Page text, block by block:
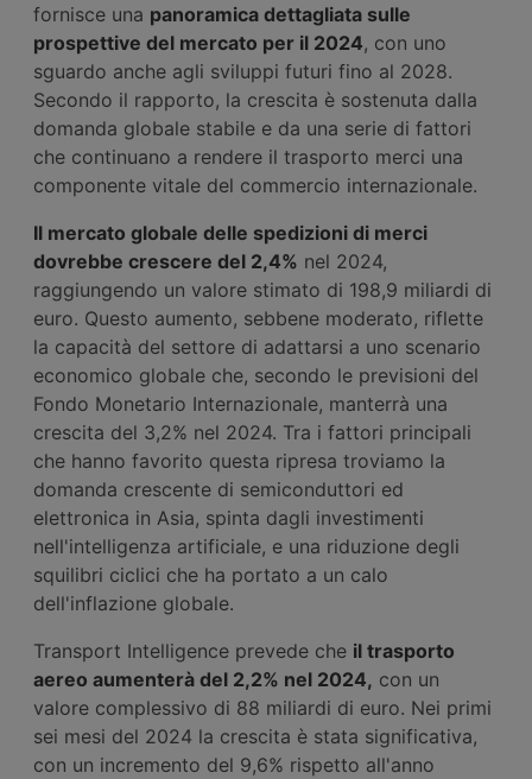
fornisce una panoramica dettagliata sulle
prospettive del mercato per il 2024, con uno
sguardo anche agli sviluppi futuri fino al 2028.
Secondo il rapporto, la crescita è sostenuta dalla
domanda globale stabile e da una serie di fattori
che continuano a rendere il trasporto merci una
componente vitale del commercio internazionale.
Il mercato globale delle spedizioni di merci
dovrebbe crescere del 2,4% nel 2024,
raggiungendo un valore stimato di 198,9 miliardi di
euro. Questo aumento, sebbene moderato, riflette
la capacità del settore di adattarsi a uno scenario
economico globale che, secondo le previsioni del
Fondo Monetario Internazionale, manterrà una
crescita del 3,2% nel 2024. Tra i fattori principali
che hanno favorito questa ripresa troviamo la
domanda crescente di semiconduttori ed
elettronica in Asia, spinta dagli investimenti
nell'intelligenza artificiale, e una riduzione degli
squilibri ciclici che ha portato a un calo
dell'inflazione globale.
Transport Intelligence prevede che il trasporto
aereo aumenterà del 2,2% nel 2024, con un
valore complessivo di 88 miliardi di euro. Nei primi
sei mesi del 2024 la crescita è stata significativa,
con un incremento del 9,6% rispetto all'anno